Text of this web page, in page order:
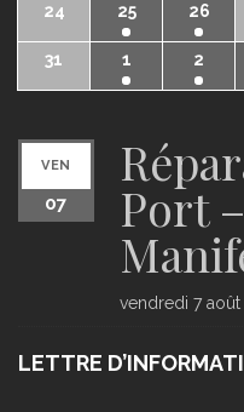
24 25 26
31 1 2
VEN
07 Port
vendredi 7
LETTRE